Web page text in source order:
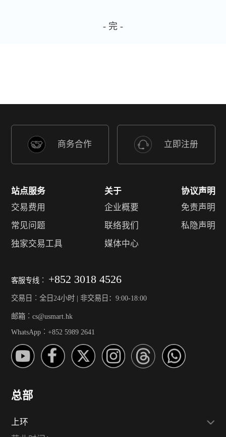
- 完 -
商务合作 立即注册
站点服务
交易费用
常见问题
独家交易工具
关于
企业概要
联络我们
媒体中心
协议声明
免责声明
私隐声明
客服专线︰ +852 3018 4526
交易日︰全日24小时 | 非交易日：9:00-18:00
邮箱︰cs@usmart.hk
WhatsApp︰+852 5989 2641
总部
上环